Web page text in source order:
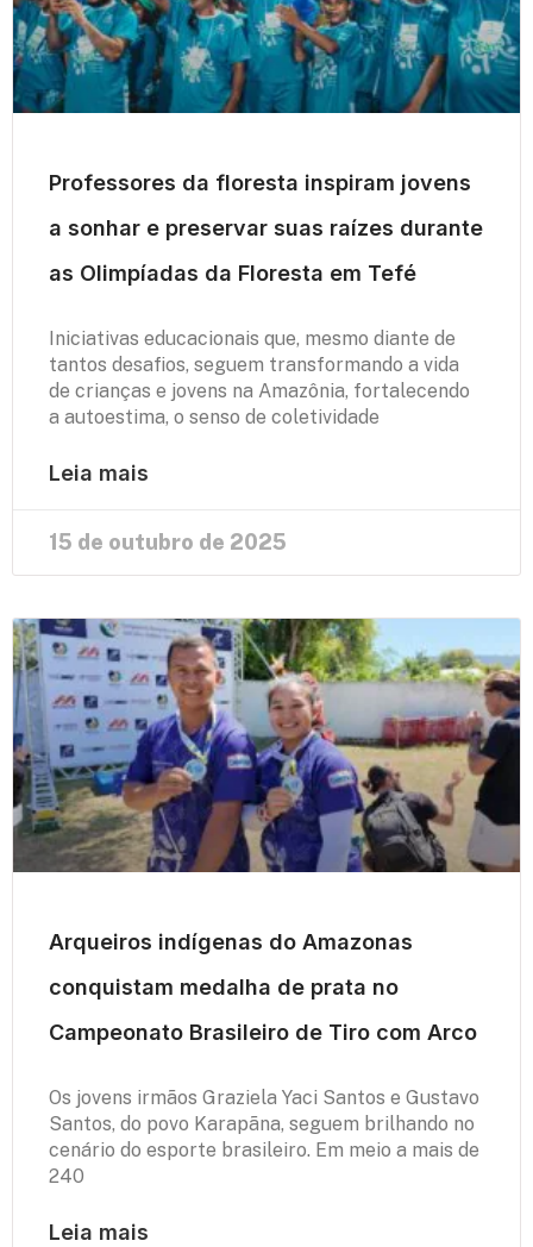
Professores da floresta inspiram jovens
a sonhar e preservar suas raízes durante
as Olimpíadas da Floresta em Tefé
Iniciativas educacionais que, mesmo diante de
tantos desafios, seguem transformando a vida
de crianças e jovens na Amazônia, fortalecendo
a autoestima, o senso de coletividade
Leia mais
15 de outubro de 2025
Arqueiros indígenas do Amazonas
conquistam medalha de prata no
Campeonato Brasileiro de Tiro com Arco
Os jovens irmãos Graziela Yaci Santos e Gustavo
Santos, do povo Karapãna, seguem brilhando no
cenário do esporte brasileiro. Em meio a mais de
240
Leia mais